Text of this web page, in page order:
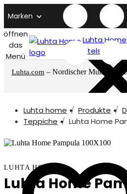
Marken
öffnen
das
Menü
Luhta Home
titelseite
Luhta.com – Nordischer
Luhta home Produkte
Teppiche
Luhta Home
LUHTA HOME
Luhta Home